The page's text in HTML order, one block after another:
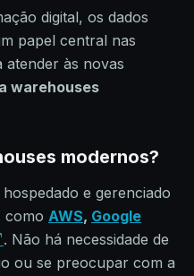
digital, os dados
papel central nas
atender às novas
warehouses
modernos?
e gerenciado
como AWS, Google
. Não há necessidade de
ou se preocupar com a